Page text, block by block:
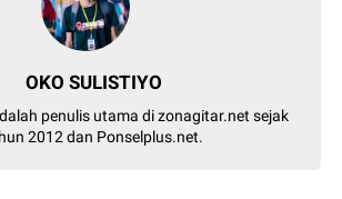
OKO SULISTIYO
penulis utama di zonagitar.net sejak
2012 dan Ponselplus.net.